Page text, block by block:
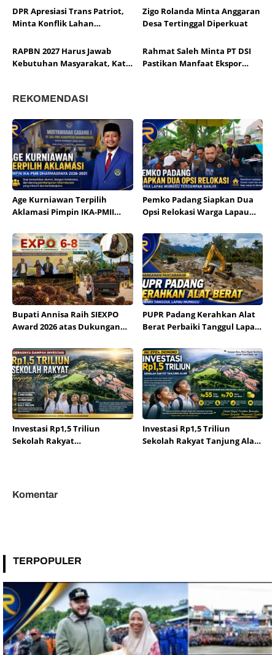
DPR Apresiasi Trans Patriot,
Minta Konflik Lahan
Zigo Rolanda Minta Anggaran
Desa Tertinggal Diperkuat
RAPBN 2027 Harus Jawab
Kebutuhan Masyarakat, Kata
Rahmat Saleh Minta PT DSI
Pastikan Manfaat Ekspor
REKOMENDASI
Age Kurniawan Terpilih
Aklamasi Pimpin IKA-PMII
Pemko Padang Siapkan Dua
Opsi Relokasi Warga Lapau
Bupati Annisa Raih SIEXPO
Award 2026 atas Dukungan
PUPR Padang Kerahkan Alat
Berat Perbaiki Tanggul Lapau
Investasi Rp1,5 Triliun
Sekolah Rakyat
Investasi Rp1,5 Triliun
Sekolah Rakyat Tanjung Alam
Komentar
TERPOPULER